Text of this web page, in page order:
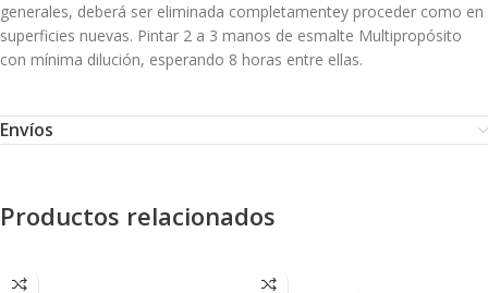
generales, deberá ser eliminada completamentey proceder como en
superficies nuevas. Pintar 2 a 3 manos de esmalte Multipropósito
con mínima dilución, esperando 8 horas entre ellas.
Envíos
Productos relacionados